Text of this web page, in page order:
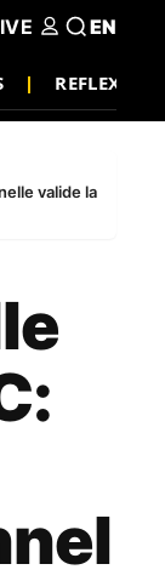
REFLEXION
EN
valide la